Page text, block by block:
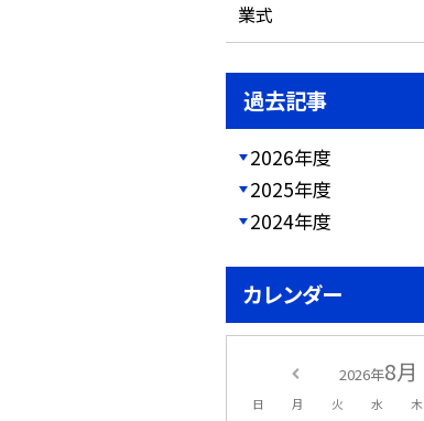
業式
過去記事
2026年度
2025年度
2024年度
カレンダー
2026年8月
日 月 火 水 木